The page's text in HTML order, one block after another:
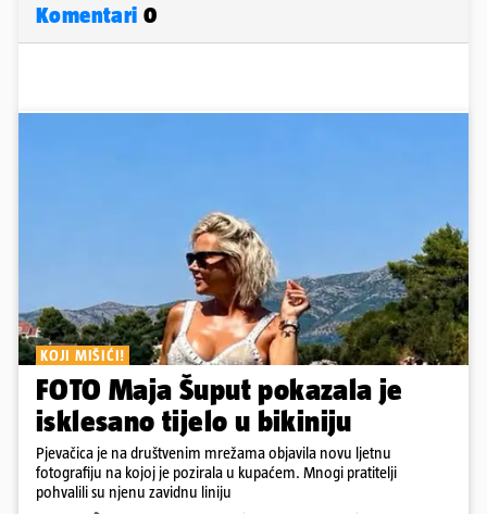
Komentari 0
KOJI MIŠIĆI!
FOTO Maja Šuput pokazala je
isklesano tijelo u bikiniju
Pjevačica je na društvenim mrežama objavila novu ljetnu
fotografiju na kojoj je pozirala u kupaćem. Mnogi pratitelji
pohvalili su njenu zavidnu liniju